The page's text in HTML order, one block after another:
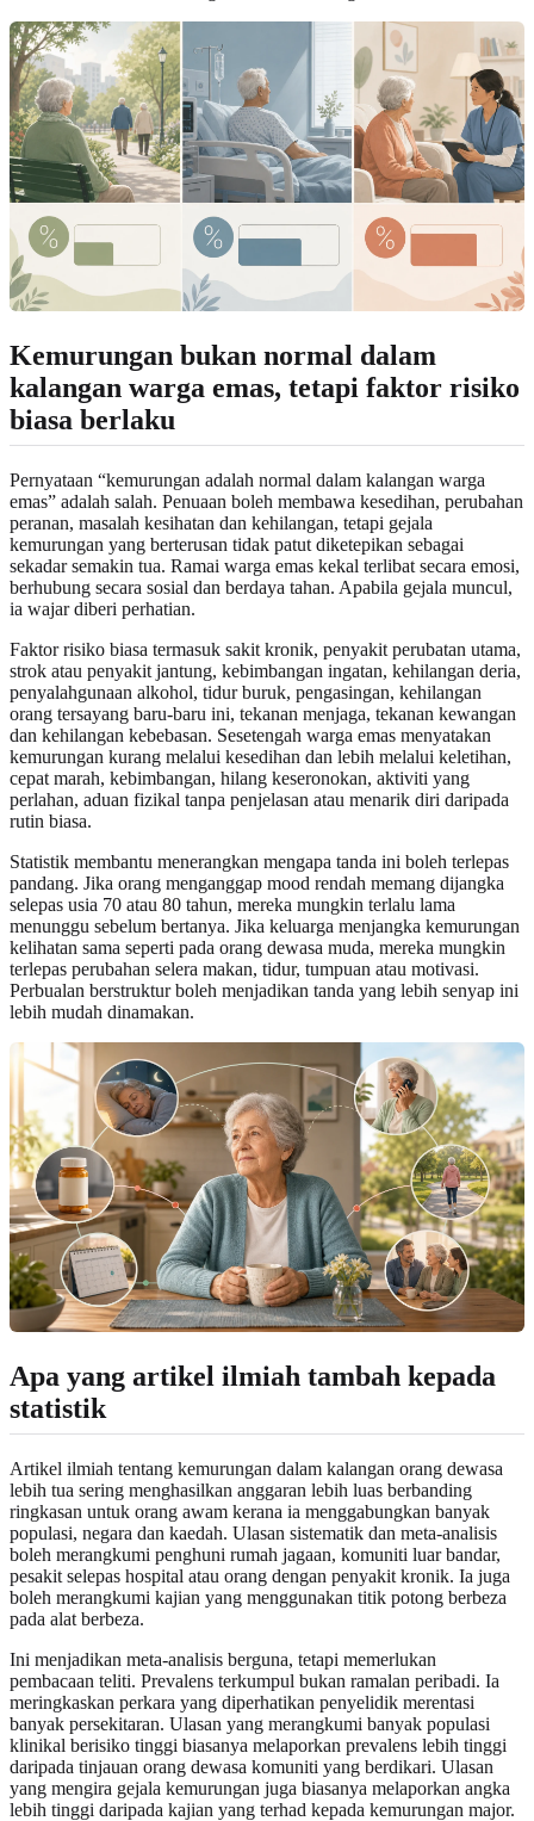
Kemurungan bukan normal dalam
kalangan warga emas, tetapi faktor risiko
biasa berlaku
Pernyataan “kemurungan adalah normal dalam kalangan warga
emas” adalah salah. Penuaan boleh membawa kesedihan, perubahan
peranan, masalah kesihatan dan kehilangan, tetapi gejala
kemurungan yang berterusan tidak patut diketepikan sebagai
sekadar semakin tua. Ramai warga emas kekal terlibat secara emosi,
berhubung secara sosial dan berdaya tahan. Apabila gejala muncul,
ia wajar diberi perhatian.
Faktor risiko biasa termasuk sakit kronik, penyakit perubatan utama,
strok atau penyakit jantung, kebimbangan ingatan, kehilangan deria,
penyalahgunaan alkohol, tidur buruk, pengasingan, kehilangan
orang tersayang baru-baru ini, tekanan menjaga, tekanan kewangan
dan kehilangan kebebasan. Sesetengah warga emas menyatakan
kemurungan kurang melalui kesedihan dan lebih melalui keletihan,
cepat marah, kebimbangan, hilang keseronokan, aktiviti yang
perlahan, aduan fizikal tanpa penjelasan atau menarik diri daripada
rutin biasa.
Statistik membantu menerangkan mengapa tanda ini boleh terlepas
pandang. Jika orang menganggap mood rendah memang dijangka
selepas usia 70 atau 80 tahun, mereka mungkin terlalu lama
menunggu sebelum bertanya. Jika keluarga menjangka kemurungan
kelihatan sama seperti pada orang dewasa muda, mereka mungkin
terlepas perubahan selera makan, tidur, tumpuan atau motivasi.
Perbualan berstruktur boleh menjadikan tanda yang lebih senyap ini
lebih mudah dinamakan.
Apa yang artikel ilmiah tambah kepada
statistik
Artikel ilmiah tentang kemurungan dalam kalangan orang dewasa
lebih tua sering menghasilkan anggaran lebih luas berbanding
ringkasan untuk orang awam kerana ia menggabungkan banyak
populasi, negara dan kaedah. Ulasan sistematik dan meta-analisis
boleh merangkumi penghuni rumah jagaan, komuniti luar bandar,
pesakit selepas hospital atau orang dengan penyakit kronik. Ia juga
boleh merangkumi kajian yang menggunakan titik potong berbeza
pada alat berbeza.
Ini menjadikan meta-analisis berguna, tetapi memerlukan
pembacaan teliti. Prevalens terkumpul bukan ramalan peribadi. Ia
meringkaskan perkara yang diperhatikan penyelidik merentasi
banyak persekitaran. Ulasan yang merangkumi banyak populasi
klinikal berisiko tinggi biasanya melaporkan prevalens lebih tinggi
daripada tinjauan orang dewasa komuniti yang berdikari. Ulasan
yang mengira gejala kemurungan juga biasanya melaporkan angka
lebih tinggi daripada kajian yang terhad kepada kemurungan major.